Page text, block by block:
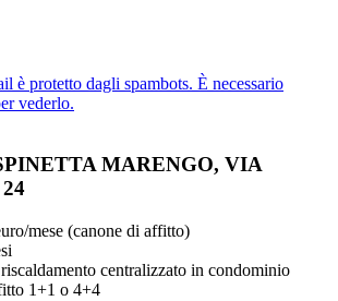
è protetto dagli spambots. È necessario
vederlo.
MARENGO, VIA
mese (canone di affitto)
centralizzato in condominio
1+1 o 4+4